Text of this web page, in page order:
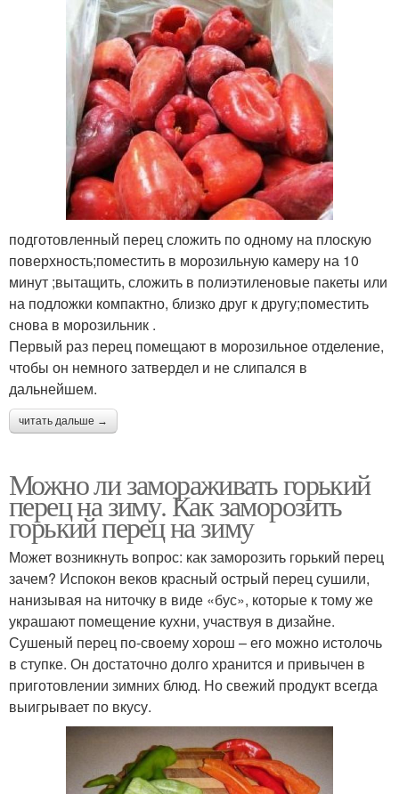
подготовленный перец сложить по одному на плоскую
поверхность;поместить в морозильную камеру на 10
минут ;вытащить, сложить в полиэтиленовые пакеты или
на подложки компактно, близко друг к другу;поместить
снова в морозильник .
Первый раз перец помещают в морозильное отделение,
чтобы он немного затвердел и не слипался в
дальнейшем.
читать дальше →
Можно ли замораживать горький
перец на зиму. Как заморозить
горький перец на зиму
Может возникнуть вопрос: как заморозить горький перец
зачем? Испокон веков красный острый перец сушили,
нанизывая на ниточку в виде «бус», которые к тому же
украшают помещение кухни, участвуя в дизайне.
Сушеный перец по-своему хорош – его можно истолочь
в ступке. Он достаточно долго хранится и привычен в
приготовлении зимних блюд. Но свежий продукт всегда
выигрывает по вкусу.